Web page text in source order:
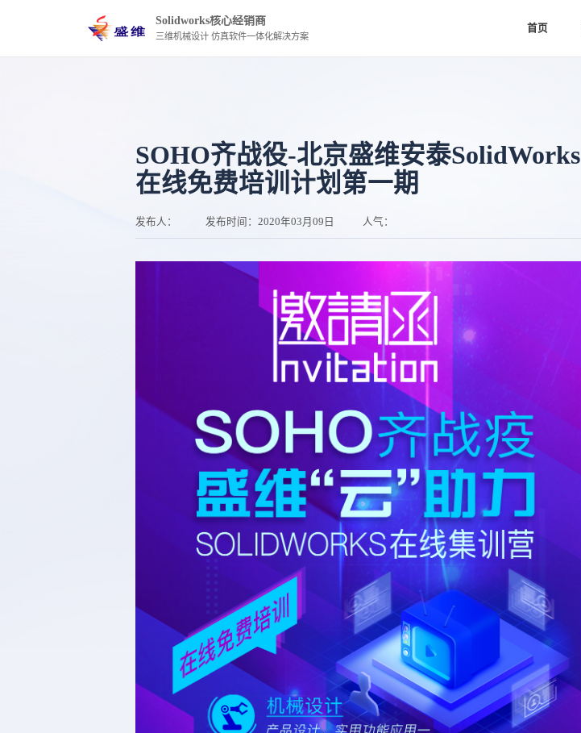
Solidworks核心经销商
三维机械设计 仿真软件一体化解决方案
首页
SOHO齐战役-北京盛维安泰SolidWorks
在线免费培训计划第一期
发布人： 发布时间： 2020年03月09日 人气：